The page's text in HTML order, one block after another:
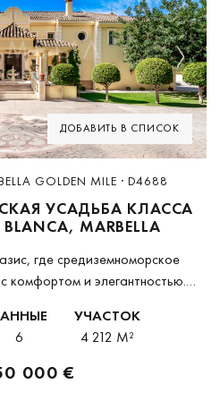
ДОБАВИТЬ В СПИСОК
Next
GOLDEN MILE · D4688
УСАДЬБА КЛАССА
MARBELLA
где средиземноморское
комфортом и элегантностью.
образцом утончённого
более 4 200...
6
УЧАСТОК
4 212 M²
000 €